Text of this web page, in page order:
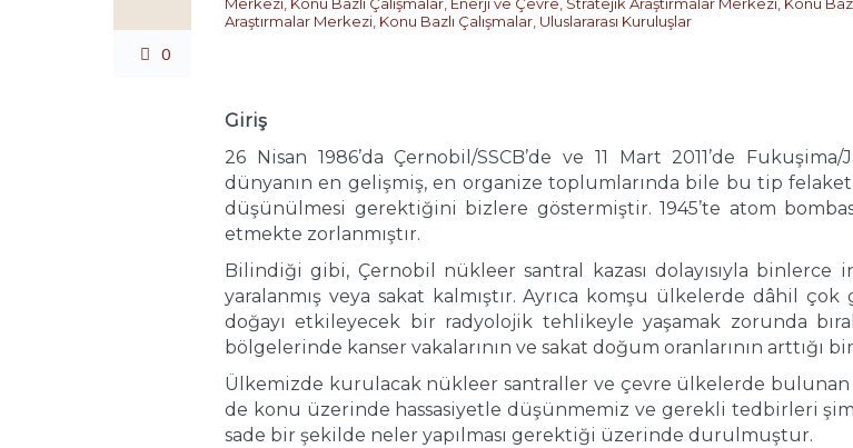
0
Merkezi, Konu Bazlı Çalışmalar, Enerji ve Çevre, Stratejik Araştırmalar Merkezi, Konu
Araştırmalar Merkezi, Konu Bazlı Çalışmalar, Uluslararası Kuruluşlar
Giriş
26 Nisan 1986’da Çernobil/SSCB’de ve 11 Mart 2011’de
dünyanın en gelişmiş, en organize toplumlarında bile bu tip
düşünülmesi gerektiğini bizlere göstermiştir. 1945’te atom
etmekte zorlanmıştır.
Bilindiği gibi, Çernobil nükleer santral kazası dolayısıyla binlerce
yaralanmış veya sakat kalmıştır. Ayrıca komşu ülkelerde dâhil
doğayı etkileyecek bir radyolojik tehlikeyle yaşamak zorunda
bölgelerinde kanser vakalarının ve sakat doğum oranlarının arttığı
Ülkemizde kurulacak nükleer santraller ve çevre ülkelerde bulunan
de konu üzerinde hassasiyetle düşünmemiz ve gerekli tedbirleri
sade bir şekilde neler yapılması gerektiği üzerinde durulmuştur.